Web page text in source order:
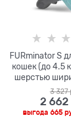
FURminator S
кошек (до 4.5
шерстью
поверхности
Undercoat S
3 327
2 662
выгода 665